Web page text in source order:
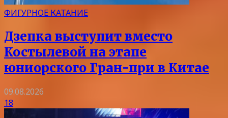
ФИГУРНОЕ КАТАНИЕ
Дзепка выступит вместо
Костылевой на этапе
юниорского Гран-при в Китае
09.08.2026
18